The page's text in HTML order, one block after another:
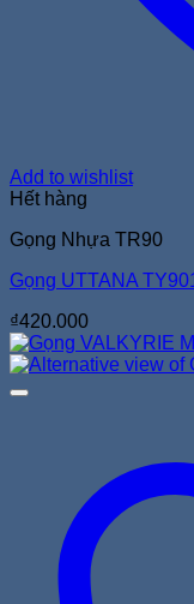
Add to wishlist
Hết hàng
Gọng Nhựa TR90
Gọng UTTANA
₫420.000